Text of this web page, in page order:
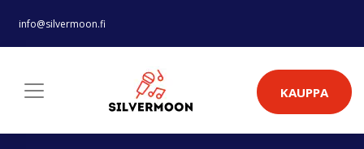
info@silvermoon.fi
KAUPPA